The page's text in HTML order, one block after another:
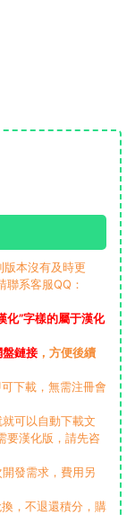
版本沒有及時更
系客服QQ：
化”字樣的屬于漢化
鏈接 ，方便後續
下載，無需注冊會
可以自動下載文
要漢化版，請先咨
發需求，費用另
，不退還積分，購